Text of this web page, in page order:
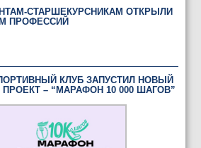
СТАРШЕКУРСНИКАМ ОТКРЫЛИ
ПРОФЕССИЙ
КЛУБ ЗАПУСТИЛ НОВЫЙ
– “МАРАФОН 10 000 ШАГОВ”